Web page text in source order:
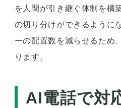
を人間が引き継ぐ体制を構
の切り分けができるように
ーの配置数を減らせるため
ります。
AI電話で対